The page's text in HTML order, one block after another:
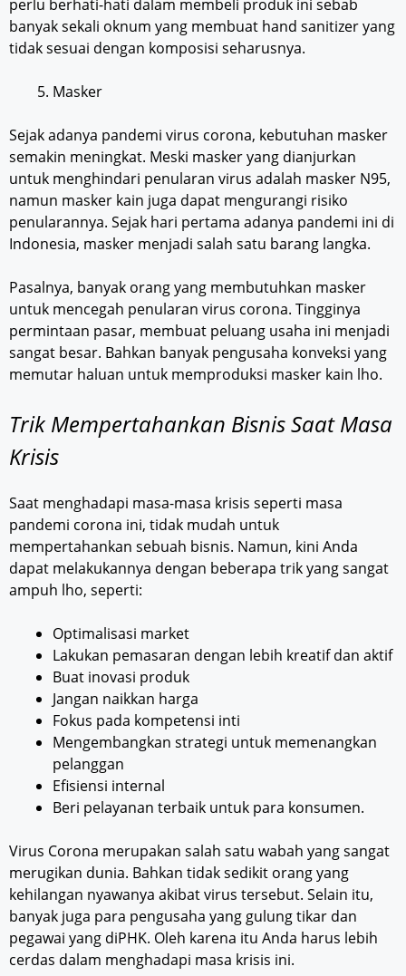
perlu berhati-hati dalam membeli produk ini sebab
banyak sekali oknum yang membuat hand sanitizer yang
tidak sesuai dengan komposisi seharusnya.
Masker
Sejak adanya pandemi virus corona, kebutuhan masker
semakin meningkat. Meski masker yang dianjurkan
untuk menghindari penularan virus adalah masker N95,
namun masker kain juga dapat mengurangi risiko
penularannya. Sejak hari pertama adanya pandemi ini di
Indonesia, masker menjadi salah satu barang langka.
Pasalnya, banyak orang yang membutuhkan masker
untuk mencegah penularan virus corona. Tingginya
permintaan pasar, membuat peluang usaha ini menjadi
sangat besar. Bahkan banyak pengusaha konveksi yang
memutar haluan untuk memproduksi masker kain lho.
Trik Mempertahankan Bisnis Saat Masa
Krisis
Saat menghadapi masa-masa krisis seperti masa
pandemi corona ini, tidak mudah untuk
mempertahankan sebuah bisnis. Namun, kini Anda
dapat melakukannya dengan beberapa trik yang sangat
ampuh lho, seperti:
Optimalisasi market
Lakukan pemasaran dengan lebih kreatif dan aktif
Buat inovasi produk
Jangan naikkan harga
Fokus pada kompetensi inti
Mengembangkan strategi untuk memenangkan
pelanggan
Efisiensi internal
Beri pelayanan terbaik untuk para konsumen.
Virus Corona merupakan salah satu wabah yang sangat
merugikan dunia. Bahkan tidak sedikit orang yang
kehilangan nyawanya akibat virus tersebut. Selain itu,
banyak juga para pengusaha yang gulung tikar dan
pegawai yang diPHK. Oleh karena itu Anda harus lebih
cerdas dalam menghadapi masa krisis ini.